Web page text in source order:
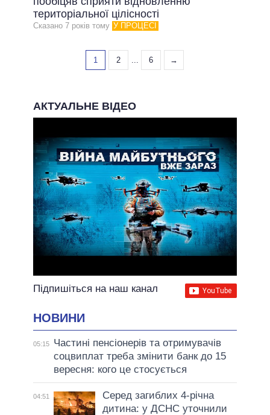
територіальної цілісності
Сказано 7 рокiв тому У ПРОЦЕСІ
1 2 ... 6 →
АКТУАЛЬНЕ ВІДЕО
Підпишіться на наш канал
НОВИНИ
05:15
Частині пенсіонерів та отримувачів
соцвиплат треба змінити банк до 15
вересня: кого це стосується
04:51
Серед загиблих 4-річна
дитина: у ДСНС уточнили